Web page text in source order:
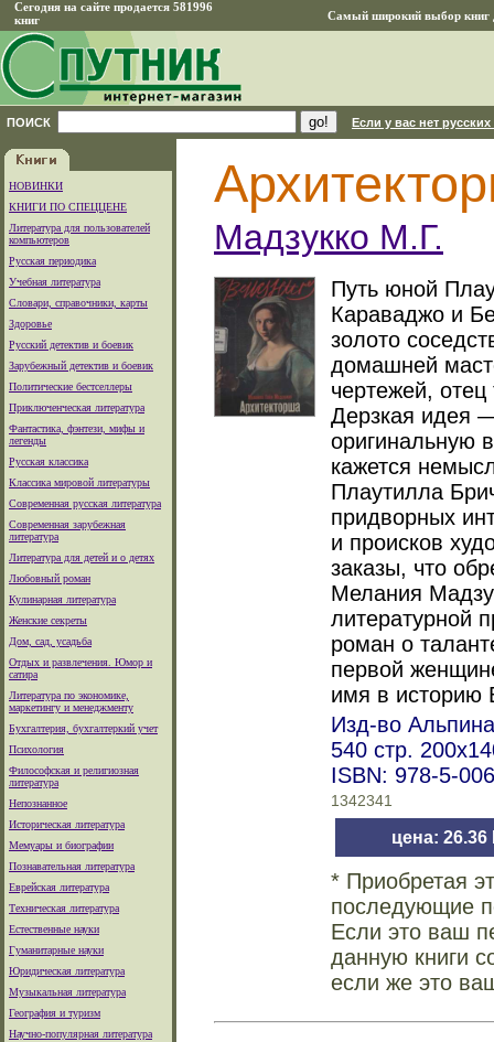
Сегодня на сайте продается 581996
книг
Самый широкий выбор книг
ПОИСК Если у вас нет
НОВИНКИ
КНИГИ ПО СПЕЦЦЕНЕ
Литература для пользователей
компьютеров
Русская периодика
Учебная литература
Словари, справочники, карты
Здоровье
Русский детектив и боевик
Зарубежный детектив и боевик
Политические бестселлеры
Приключенческая литература
Фантастика, фэнтези, мифы и
легенды
Русская классика
Классика мировой литературы
Современная русская литература
Современная зарубежная
литература
Литература для детей и о детях
Любовный роман
Кулинарная литература
Женские секреты
Дом, сад, усадьба
Отдых и развлечения. Юмор и
сатира
Литература по экономике,
маркетингу и менеджменту
Бухгалтерия, бухгалтеркий учет
Психология
Философская и религиозная
литература
Непознанное
Историческая литература
Мемуары и биографии
Познавательная литература
Еврейская литература
Техническая литература
Естественные науки
Гуманитарные науки
Юридическая литература
Музыкальная литература
География и туризм
Научно-популярная литература
Мадзукко М.Г.
Путь юной
Караваджо и
золото
домашней
чертежей,
Дерзкая идея
оригинальную
кажется
Плаутилла
придворных
и происков
заказы, что
Мелания
литературной
роман о
первой
имя в историю
Изд-во
540 стр.
ISBN: 978-5-
1342341
цена: 26.36
* Приобретая
последующие
Если это ваш
данную книги
если же это